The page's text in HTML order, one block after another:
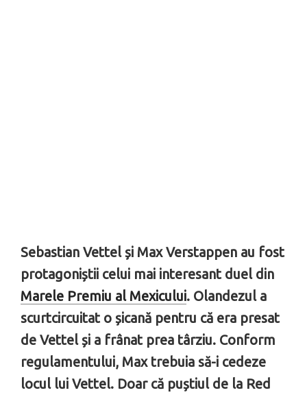
Sebastian Vettel și Max Verstappen au fost
protagoniștii celui mai interesant duel din
Marele Premiu al Mexicului. Olandezul a
scurtcircuitat o șicană pentru că era presat
de Vettel și a frânat prea târziu. Conform
regulamentului, Max trebuia să-i cedeze
locul lui Vettel. Doar că puștiul de la Red